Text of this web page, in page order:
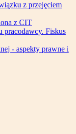
z przejęciem
z CIT
pracodawcy. Fiskus
- aspekty prawne i